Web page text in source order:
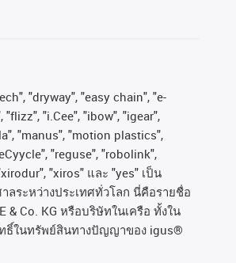
"dryway", "easy chain", "e-
"i.Cee", "ibow", "igear",
"manus", "motion plastics",
"reguse", "robolink",
"xiros" และ "yes" เป็น
ลระหว่างประเทศทั่วโลก นี่คือรายชื่อ
& Co. KG หรือบริษัทในเครือ ทั้งใน
ธิ์ในทรัพย์สินทางปัญญาของ igus®